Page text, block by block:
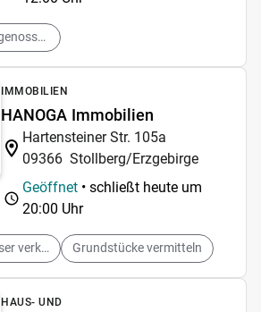
Wohnungsbaugenossenschaft
IMMOBILIEN
HANOGA Immobilien
Hartensteiner Str. 105a
09366 Stollberg/Erzgebirge
Geöffnet • schließt heute um
20:00 Uhr
Einfamilienhäuser verkaufen Grundstücke vermitteln
HAUS- UND